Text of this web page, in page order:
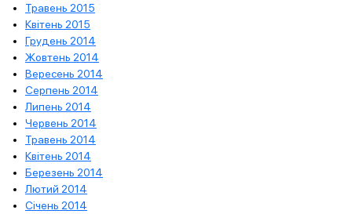
Травень 2015
Квітень 2015
Грудень 2014
Жовтень 2014
Вересень 2014
Серпень 2014
Липень 2014
Червень 2014
Травень 2014
Квітень 2014
Березень 2014
Лютий 2014
Січень 2014